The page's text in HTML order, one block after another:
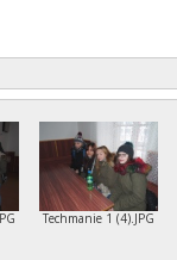
Techmanie 1 (4).JPG